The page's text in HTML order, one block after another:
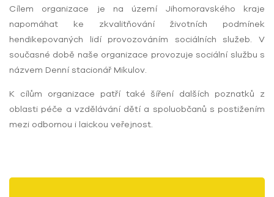
Cílem organizace je na území Jihomoravského kraje
napomáhat ke zkvalitňování životních podmínek
hendikepovaných lidí provozováním sociálních služeb. V
současné době naše organizace provozuje sociální službu s
názvem Denní stacionář Mikulov.
K cílům organizace patří také šíření dalších poznatků z
oblasti péče a vzdělávání dětí a spoluobčanů s postižením
mezi odbornou i laickou veřejnost.